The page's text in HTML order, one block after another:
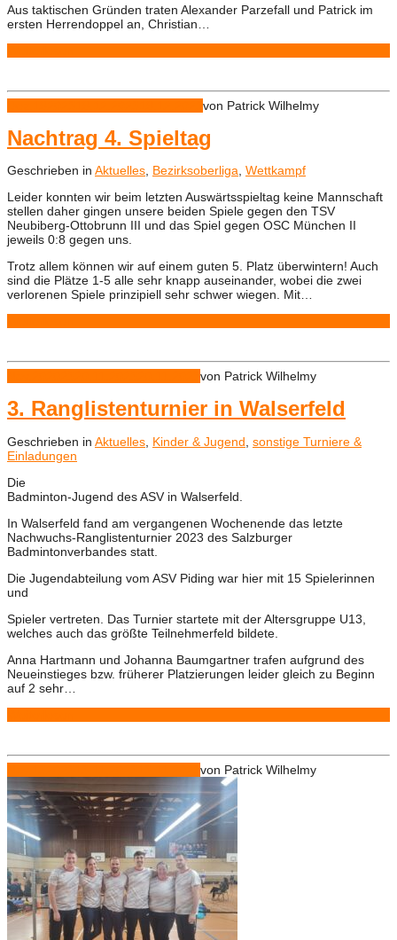
Aus taktischen Gründen traten Alexander Parzefall und Patrick im
ersten Herrendoppel an, Christian…
von Patrick Wilhelmy
Nachtrag 4. Spieltag
Geschrieben in Aktuelles, Bezirksoberliga, Wettkampf
Leider konnten wir beim letzten Auswärtsspieltag keine Mannschaft
stellen daher gingen unsere beiden Spiele gegen den TSV
Neubiberg-Ottobrunn III und das Spiel gegen OSC München II
jeweils 0:8 gegen uns.
Trotz allem können wir auf einem guten 5. Platz überwintern! Auch
sind die Plätze 1-5 alle sehr knapp auseinander, wobei die zwei
verlorenen Spiele prinzipiell sehr schwer wiegen. Mit…
von Patrick Wilhelmy
3. Ranglistenturnier in Walserfeld
Geschrieben in Aktuelles, Kinder & Jugend, sonstige Turniere &
Einladungen
Die
Badminton-Jugend des ASV in Walserfeld.
In Walserfeld fand am vergangenen Wochenende das letzte
Nachwuchs-Ranglistenturnier 2023 des Salzburger
Badmintonverbandes statt.
Die Jugendabteilung vom ASV Piding war hier mit 15 Spielerinnen
und
Spieler vertreten. Das Turnier startete mit der Altersgruppe U13,
welches auch das größte Teilnehmerfeld bildete.
Anna Hartmann und Johanna Baumgartner trafen aufgrund des
Neueinstieges bzw. früherer Platzierungen leider gleich zu Beginn
auf 2 sehr…
von Patrick Wilhelmy